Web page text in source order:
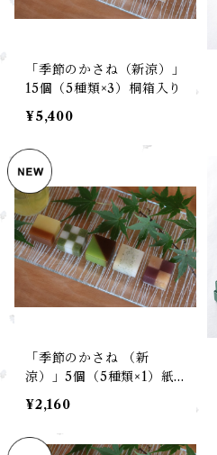
「季節のかさね（新涼）」
15個（5種類×3）桐箱入り
¥5,400
「季節のかさね （新
涼）」5個（5種類×1）紙
箱入り
¥2,160